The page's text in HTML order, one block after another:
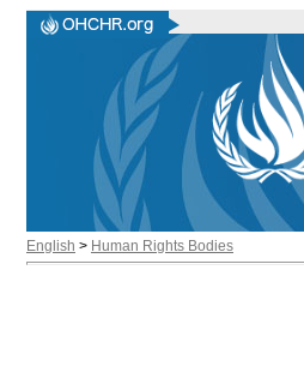
English > Human Rights Bodies